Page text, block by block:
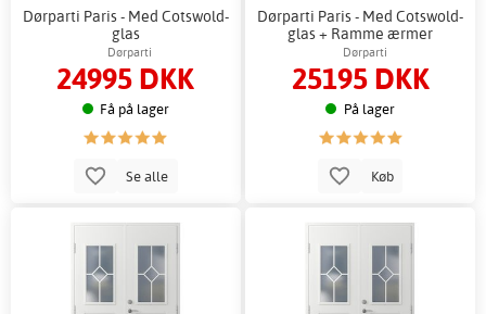
Dørparti Paris - Med Cotswold-
glas
Dørparti
24995 DKK
Få på lager
Se alle
Dørparti Paris - Med Cotswold-
glas + Ramme ærmer
Dørparti
25195 DKK
På lager
Køb